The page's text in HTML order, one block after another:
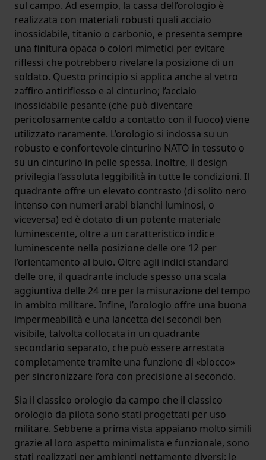
sul campo. Ad esempio, la cassa dell’orologio è
realizzata con materiali robusti quali acciaio
inossidabile, titanio o carbonio, e presenta sempre
una finitura opaca o colori mimetici per evitare
riflessi che potrebbero rivelare la posizione di un
soldato. Questo principio si applica anche al vetro
zaffiro antiriflesso e al cinturino; l’acciaio
inossidabile pesante (che può diventare
pericolosamente caldo a contatto con il fuoco) viene
utilizzato raramente. L’orologio si indossa su un
robusto e confortevole cinturino NATO in tessuto o
su un cinturino in pelle spessa. Inoltre, il design
privilegia l’assoluta leggibilità in tutte le condizioni. Il
quadrante offre un elevato contrasto (di solito nero
intenso con numeri arabi bianchi luminosi, o
viceversa) ed è dotato di un potente materiale
luminescente, oltre a un caratteristico indice
luminescente nella posizione delle ore 12 per
l’orientamento al buio. Oltre agli indici standard
delle ore, il quadrante include spesso una scala
aggiuntiva delle 24 ore per la misurazione del tempo
in ambito militare. Infine, l’orologio offre una buona
impermeabilità e una lancetta dei secondi ben
visibile, talvolta collocata in un quadrante
secondario separato, che può essere arrestata
completamente tramite una funzione di «blocco»
per sincronizzare l’ora con precisione al secondo.
Sia il classico orologio da campo che il classico
orologio da pilota sono stati progettati per uso
militare. Sebbene a prima vista appaiano molto simili
grazie al loro aspetto minimalista e funzionale, sono
stati realizzati per ambienti nettamente diversi: le